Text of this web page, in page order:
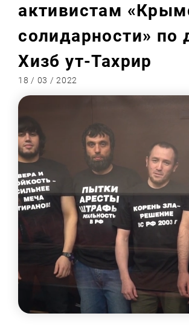
активистам
солидарности» по
Хизб ут-Тахрир
18 / 03 / 2022